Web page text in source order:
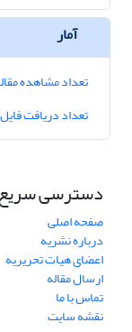
آمار
تعداد مشاهده
تعداد دریافت
دسترسی
صفحه اصلی
درباره نشریه
اعضای هیات تحریریه
ارسال مقاله
تماس با ما
نقشه سایت